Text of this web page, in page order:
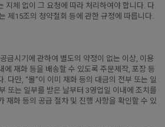
지체 없이 그 요청에 따라 처리하여야 합니다. 다
제15조의 청약철회 등에 관한 규정에 따릅니다.
급시기에 관하여 별도의 약정이 없는 이상, 이용
에 재화 등을 배송할 수 있도록 주문제작, 포장 등
다만, “몰”이 이미 재화 등의 대금의 전부 또는 일
또는 일부를 받은 날부터 3영업일 이내에 조치를
재화 등의 공급 절차 및 진행 사항을 확인할 수 있